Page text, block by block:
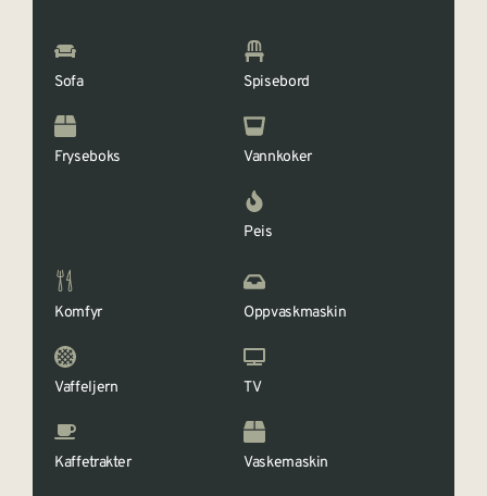
Sofa Spisebord
Fryseboks Vannkoker
Peis
Komfyr Oppvaskmaskin
Vaffeljern TV
Kaffetrakter Vaskemaskin